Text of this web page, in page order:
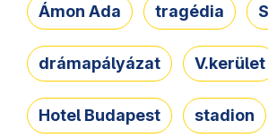
Ámon Ada tragédia
drámapályázat V.kerület
Hotel Budapest stadion